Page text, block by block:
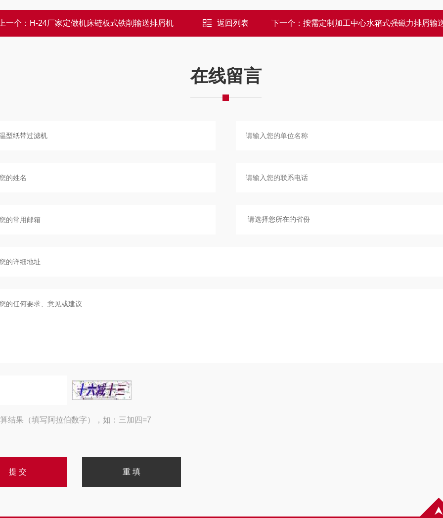
一个： H-24厂家定做机床链板式铁削输送排屑机 返回列表 下一个： 按需定制加工中心水箱式强磁力排屑输
在线留言
结果（填写阿拉伯数字），如：三加四=7